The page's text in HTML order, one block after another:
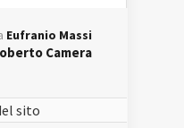
Eufranio Massi
Camera
sito